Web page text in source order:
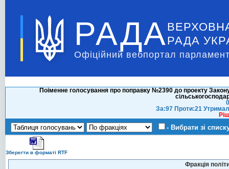
РАДА РАДА
Офіційний вебпортал
Поіменне голосування про поправку №2390 до проекту
За:97 Проти:21
- Вибрати зі
Зберегти в форматі RTF
Фракція